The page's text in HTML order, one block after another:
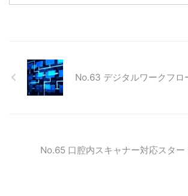
コロナ禍の影響もありまして、実
の先生方、日本国内の一流演者の
先生方々を含めた延べ総勢５００
名を超える演者による大変貴重な
しては益々
存各種サン
No.63 デジタルワークフロ
No.65 口腔内スキャナー対応スター